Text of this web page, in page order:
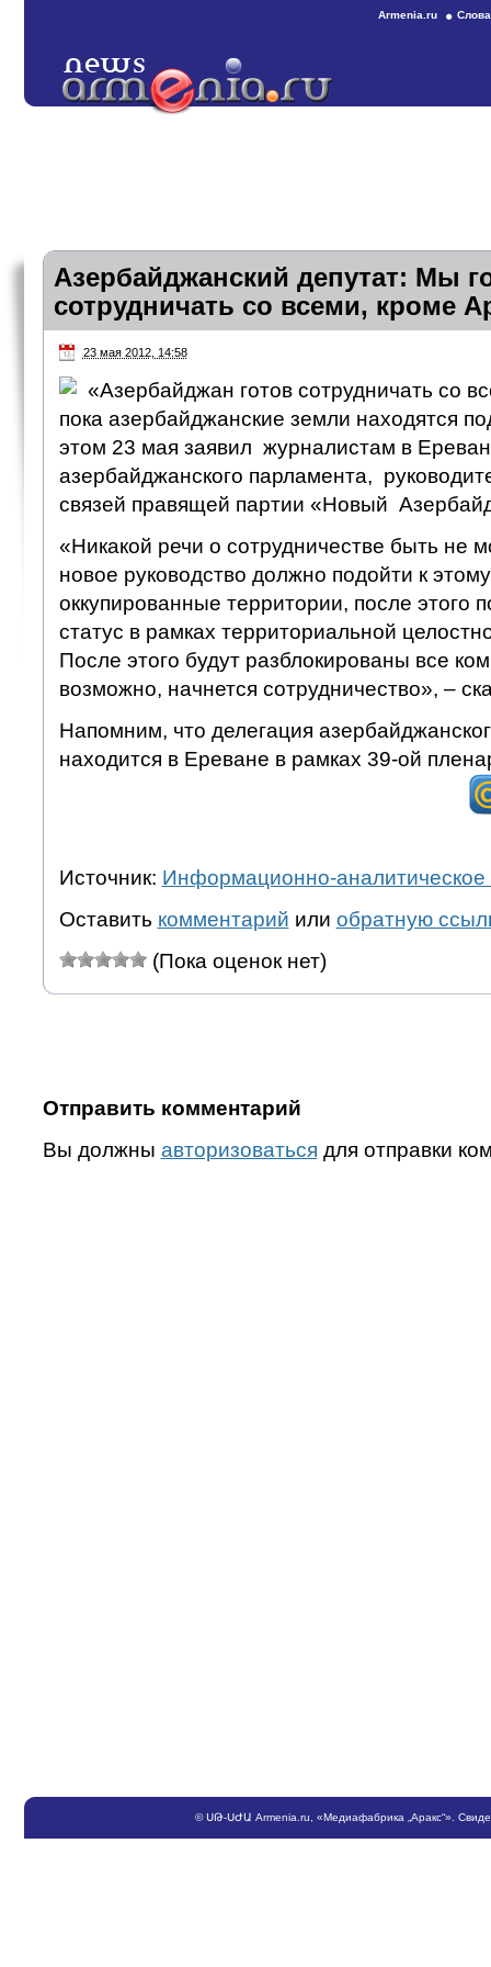
Armenia.ru
Азербайджанский депутат: Мы
сотрудничать со всеми, кроме
23 мая 2012, 14:58
«Азербайджан готов сотрудничать со
пока азербайджанские земли находятся
этом 23 мая заявил журналистам в
азербайджанского парламента,
связей правящей партии «Новый
«Никакой речи о сотрудничестве быть не
новое руководство должно подойти к
оккупированные территории, после этого
статус в рамках территориальной
После этого будут разблокированы все
возможно, начнется сотрудничество», –
Напомним, что делегация
находится в Ереване в рамках 39-ой
Источник: Информационно-аналитическое
Оставить комментарий или обратную
(Пока оценок нет)
Отправить комментарий
Вы должны авторизоваться для отправки
©ՍԹ-ՍԺԱ Armenia.ru , «Медиафабрика „Аракс“».